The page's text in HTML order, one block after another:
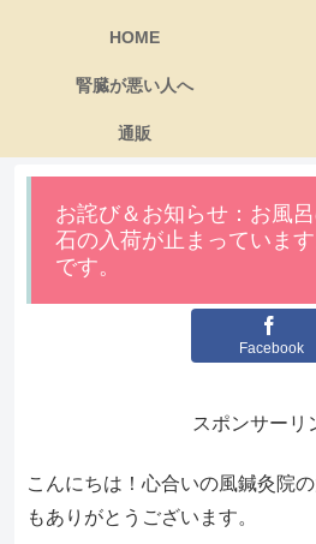
HOME
腎臓が悪い人へ
通販
お詫び＆お知らせ：お風
石の入荷が止まっていま
です。
Facebook
スポンサーリ
こんにちは！心合いの風鍼灸院
もありがとうございます。